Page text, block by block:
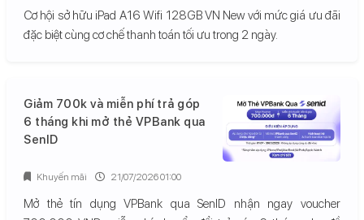
Cơ hội sở hữu iPad A16 Wifi 128GB VN New với mức giá ưu đãi
đặc biệt cùng cơ chế thanh toán tối ưu trong 2 ngày.
Giảm 700k và miễn phí trả góp
6 tháng khi mở thẻ VPBank qua
SenID
Mở thẻ tín dụng VPBank qua SenID nhận ngay voucher
Khuyến mãi 21/07/2026 01:00